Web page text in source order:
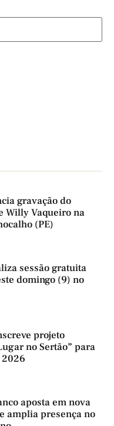
gravação do
Willy Vaqueiro na
(PE)
sessão gratuita
domingo (9) no
projeto
no Sertão” para
aposta em nova
amplia presença no